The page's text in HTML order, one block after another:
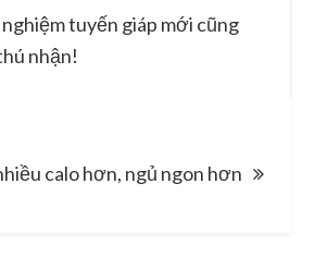
tuyến giáp mới cũng
nhận!
calo hơn, ngủ ngon hơn